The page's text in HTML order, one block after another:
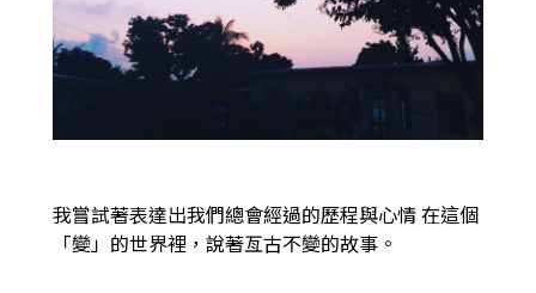
我嘗試著表達出我們總會經過的歷程與心情 在這個
「變」的世界裡，說著亙古不變的故事。